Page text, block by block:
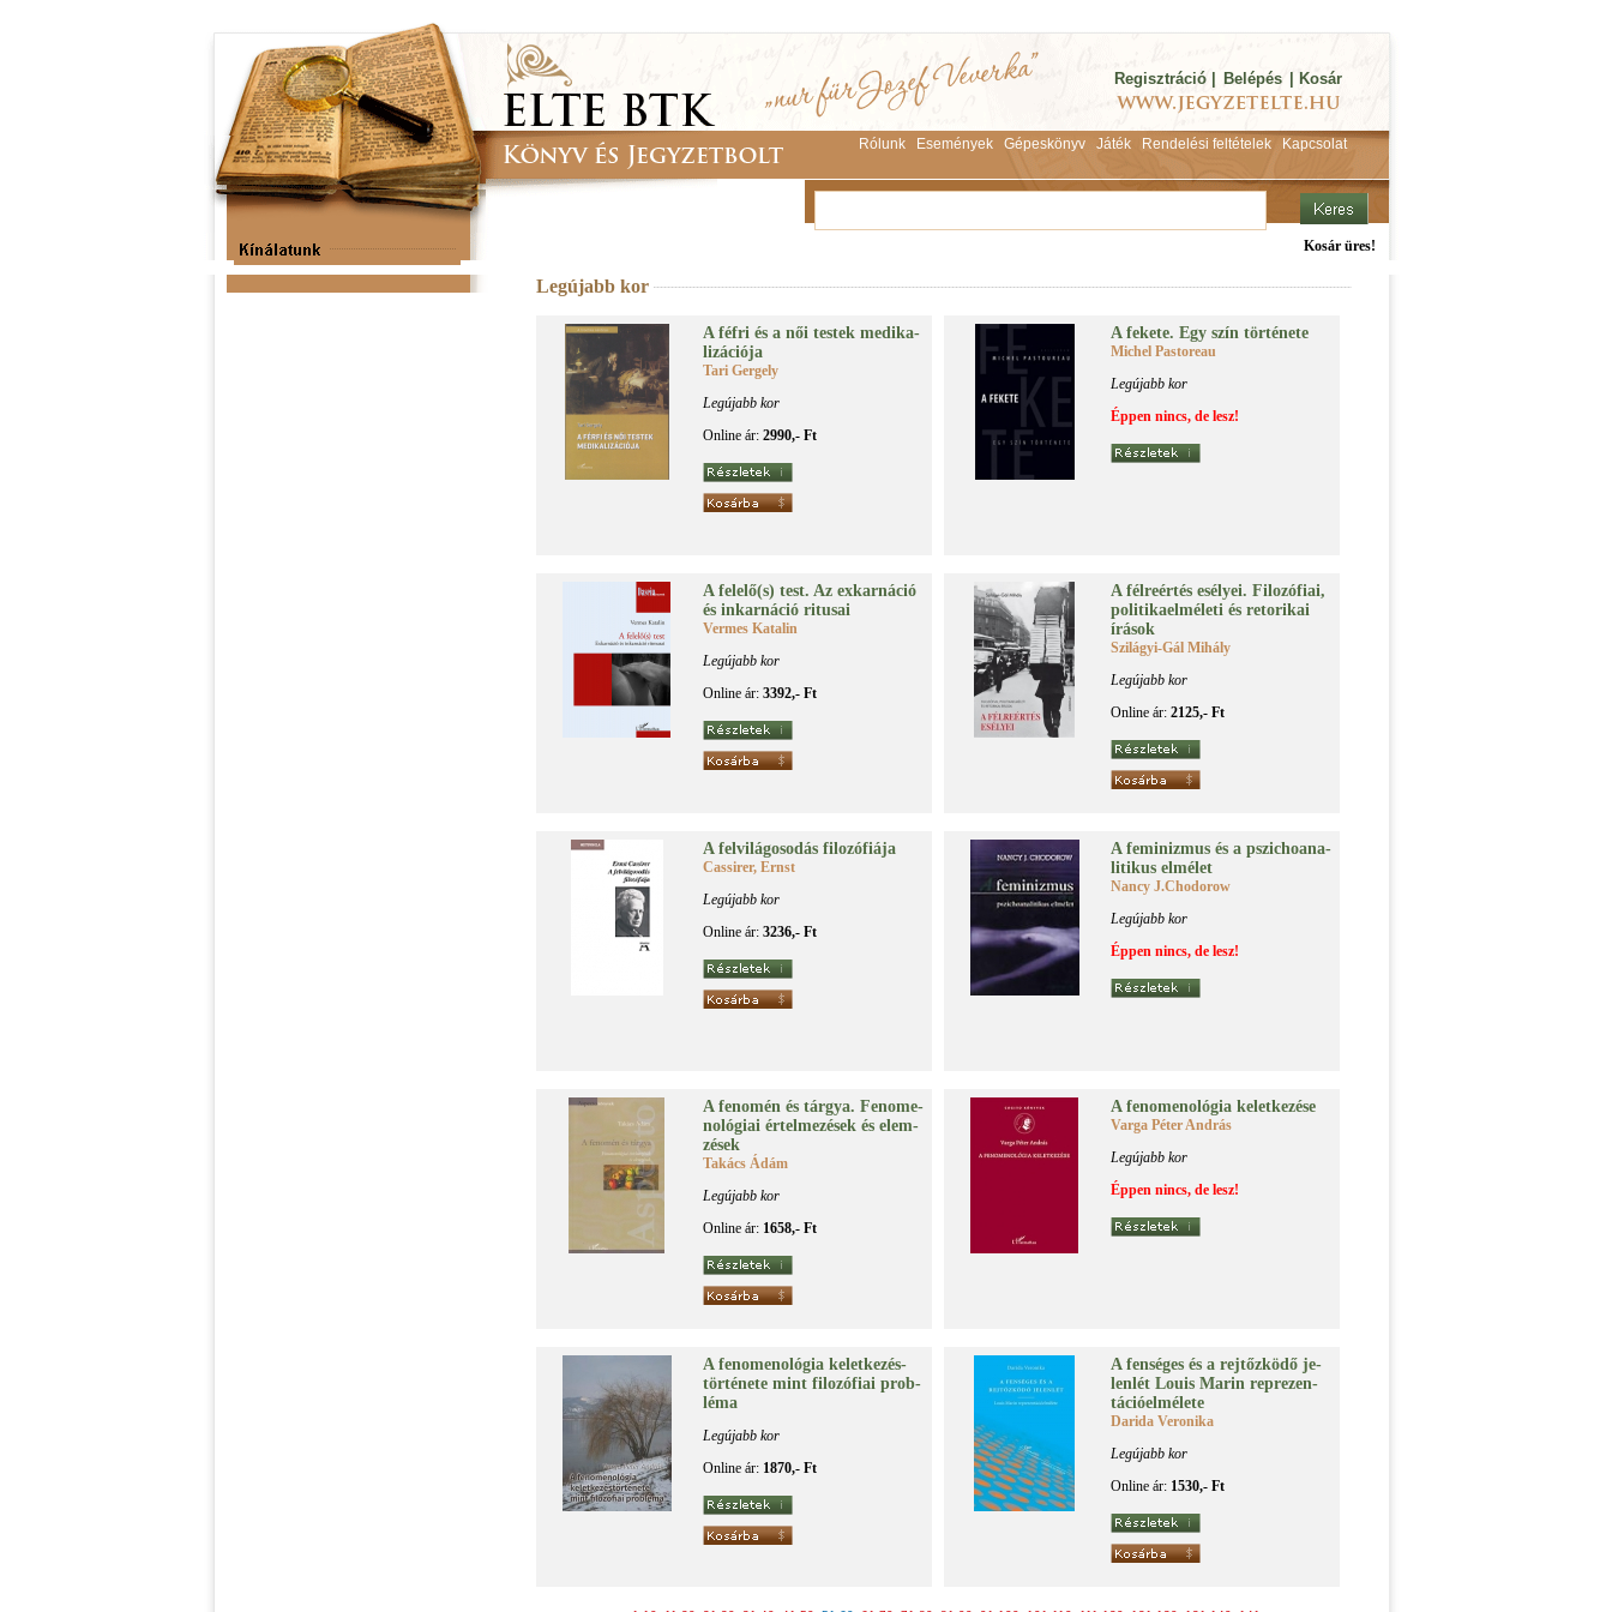
Regisztráció Belépés Kosár
Rólunk Események Gépeskönyv Játék Rendelési feltételek Kapcsolat
Kosár üres!
Legújabb kor
A féf­ri és a női tes­tek me­di­ka­
li­zá­ci­ó­ja
Tari Gergely
Legújabb kor
Online ár: 2990,- Ft
A fe­ke­te. Egy szín tör­té­ne­te
Michel Pastoreau
Legújabb kor
Éppen nincs, de lesz!
A fe­le­lő(s) test. Az ex­kar­ná­ció
és in­kar­ná­ció ri­tu­sai
Vermes Katalin
Legújabb kor
Online ár: 3392,- Ft
A fél­re­ér­tés esé­lyei. Fi­lo­zó­fi­ai,
po­li­ti­ka­el­mé­le­ti és re­to­ri­kai
írá­sok
Szilágyi-Gál Mihály
Legújabb kor
Online ár: 2125,- Ft
A fel­vi­lá­go­so­dás fi­lo­zó­fi­á­ja
Cassirer, Ernst
Legújabb kor
Online ár: 3236,- Ft
A fe­mi­niz­mus és a pszi­cho­ana­
li­ti­kus el­mé­let
Nancy J.Chodorow
Legújabb kor
Éppen nincs, de lesz!
A fe­no­mén és tár­gya. Fe­no­me­
no­ló­gi­ai ér­tel­me­zé­sek és elem­
zé­sek
Takács Ádám
Legújabb kor
Online ár: 1658,- Ft
A fe­no­me­no­ló­gia ke­let­ke­zé­se
Varga Péter András
Legújabb kor
Éppen nincs, de lesz!
A fe­no­me­no­ló­gia ke­let­ke­zés­
tör­té­ne­te mint fi­lo­zó­fi­ai prob­
lé­ma
Legújabb kor
Online ár: 1870,- Ft
A fen­sé­ges és a rej­tőz­kö­dő je­
len­lét Lo­u­is Ma­rin rep­re­zen­
tá­ció­el­mé­le­te
Darida Veronika
Legújabb kor
Online ár: 1530,- Ft